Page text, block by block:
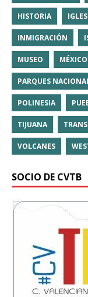
HISTORIA
INMIGRACIÓN
MUSEO MÉXICO
PARQUES
POLINESIA
TIJUANA
VOLCANES
SOCIO DE CVTB